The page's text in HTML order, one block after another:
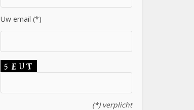
Uw email (*)
(*) verplicht